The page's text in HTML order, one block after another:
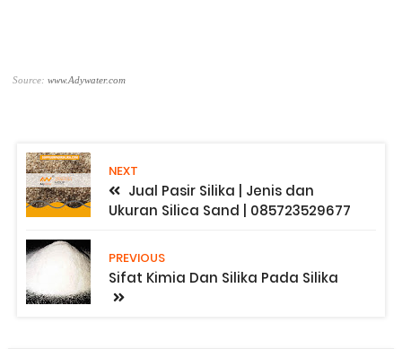
Source: www.Adywater.com
NEXT
Jual Pasir Silika | Jenis dan
Ukuran Silica Sand | 085723529677
PREVIOUS
Sifat Kimia Dan Silika Pada Silika